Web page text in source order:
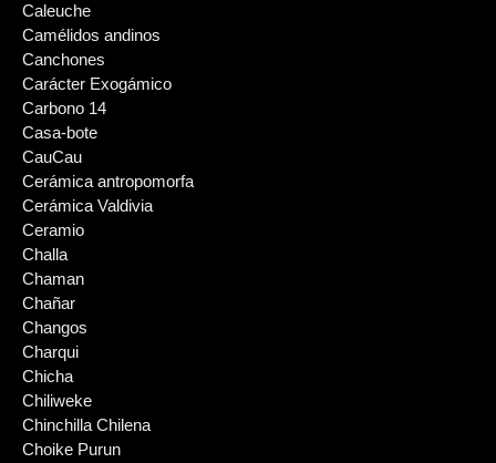
Caleuche
Camélidos andinos
Canchones
Carácter Exogámico
Carbono 14
Casa-bote
CauCau
Cerámica antropomorfa
Cerámica Valdivia
Ceramio
Challa
Chaman
Chañar
Changos
Charqui
Chicha
Chiliweke
Chinchilla Chilena
Choike Purun